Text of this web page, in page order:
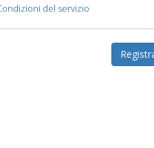
del servizio